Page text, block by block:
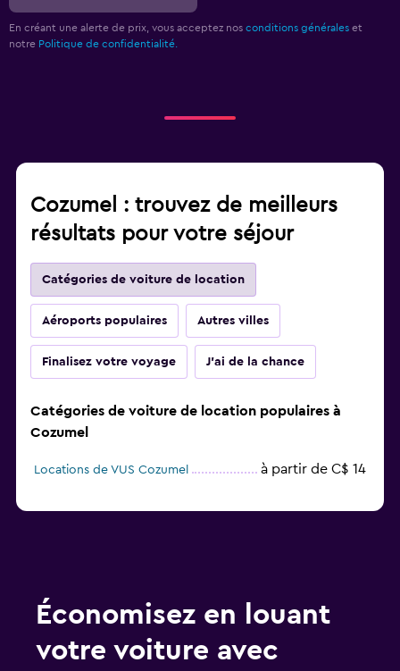
En créant une alerte de prix, vous acceptez nos conditions générales et
notre Politique de confidentialité.
Cozumel : trouvez de meilleurs
résultats pour votre séjour
Catégories de voiture de location
Aéroports populaires Autres villes
Finalisez votre voyage J'ai de la chance
Catégories de voiture de location populaires à
Cozumel
Locations de VUS Cozumel à partir de C$ 14
Économisez en louant
votre voiture avec